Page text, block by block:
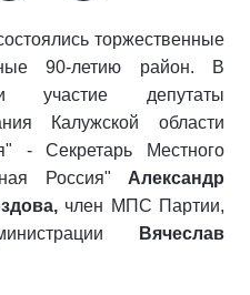
торжественные
90-летию район. В
участие депутаты
Калужской области
- Секретарь Местного
Россия" Александр
член МПС Партии,
Вячеслав